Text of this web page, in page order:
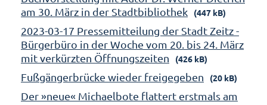
am 30. März in der Stadtbibliothek
(447 kB)
2023-03-17 Pressemitteilung der Stadt Zeitz -
Bürgerbüro in der Woche vom 20. bis 24. März
mit verkürzten Öffnungszeiten
(426 kB)
Fußgängerbrücke wieder freigegeben (20 kB)
Der »neue« Michaelbote flattert erstmals am